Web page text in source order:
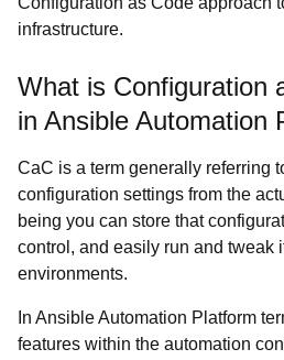
infrastructure.
What is Configuration
in Ansible Automation
CaC is a term generally referring
configuration settings from the
being you can store that
control, and easily run and tweak
environments.
In Ansible Automation Platform
features within the automation